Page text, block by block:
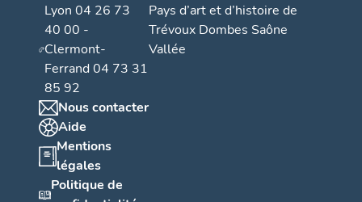
Lyon 04 26 73
40 00 -
Clermont-
Ferrand 04 73 31
85 92
Nous contacter
Aide
Mentions
légales
Politique de
Pays d’art et d’histoire de
Trévoux Dombes Saône
Vallée